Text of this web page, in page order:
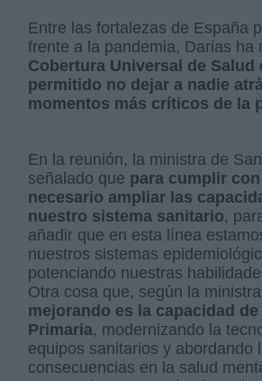
Entre las fortalezas de España
frente a la pandemia, Darias ha
Cobertura Universal de Salud
permitido no dejar a nadie
momentos más críticos de la
En la reunión, la ministra de
señalado que para cumplir con
necesario ampliar las
nuestro sistema sanitario,
añadir que en esta línea
nuestros sistemas
potenciando nuestras
Otra cosa que, según la
mejorando es la capacidad
Primaria, modernizando la
equipos sanitarios y abordando
consecuencias en la salud